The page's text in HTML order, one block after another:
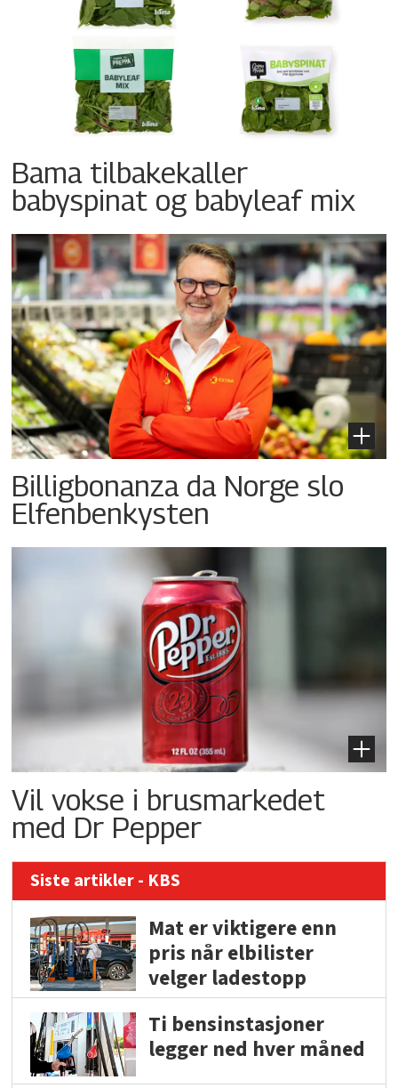
Bama tilbakekaller
babyspinat og babyleaf mix
Billigbonanza da Norge slo
Elfenbenkysten
Vil vokse i brusmarkedet
med Dr Pepper
Siste artikler - KBS
Mat er viktigere enn
pris når elbilister
velger ladestopp
Ti bensinstasjoner
legger ned hver måned